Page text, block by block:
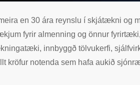
en 30 ára reynslu í skjátækni og
fyrir almenning og önnur
innbyggð tölvukerfi,
kröfur notenda sem hafa aukið